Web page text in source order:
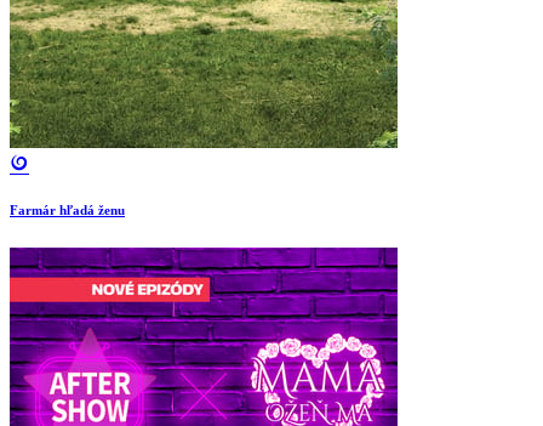
Farmár hľadá ženu